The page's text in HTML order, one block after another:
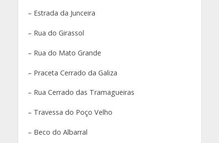
– Estrada da Junceira
– Rua do Girassol
– Rua do Mato Grande
– Praceta Cerrado da Galiza
– Rua Cerrado das Tramagueiras
– Travessa do Poço Velho
– Beco do Albarral